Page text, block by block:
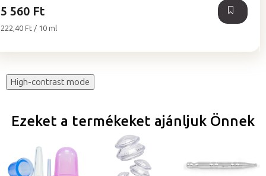
5 560 Ft
Egységár:
222,40 Ft / 10 ml
High-contrast mode
Ezeket a termékeket ajánljuk Önnek